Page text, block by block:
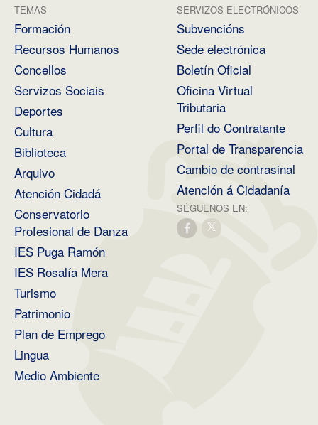
TEMAS
Formación
Recursos Humanos
Concellos
Servizos Sociais
Deportes
Cultura
Biblioteca
Arquivo
Atención Cidadá
Conservatorio
Profesional de Danza
IES Puga Ramón
IES Rosalía Mera
Turismo
Patrimonio
Plan de Emprego
Lingua
Medio Ambiente
SERVIZOS ELECTRÓNICOS
Subvencións
Sede electrónica
Boletín Oficial
Oficina Virtual
Tributaria
Perfil do Contratante
Portal de Transparencia
Cambio de contrasinal
Atención á Cidadanía
SÉGUENOS EN: